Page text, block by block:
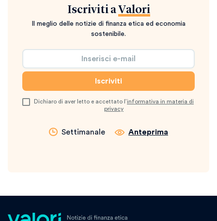
Iscriviti a Valori
Il meglio delle notizie di finanza etica ed economia
sostenibile.
Dichiaro di aver letto e accettato l’informativa in materia di
privacy
Settimanale Anteprima